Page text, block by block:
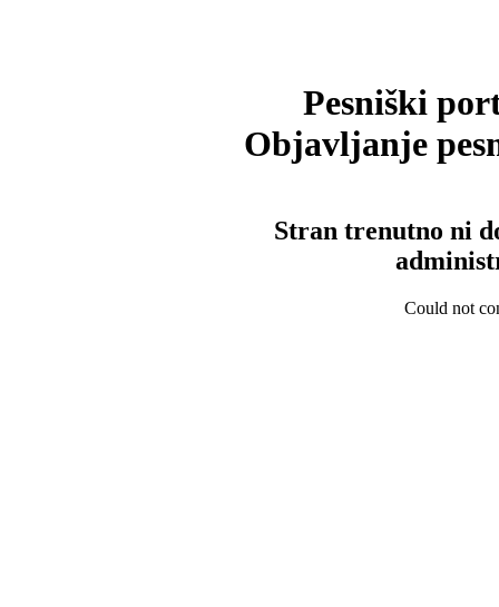
Pesniški
Objavljanje
Stran trenutno ni
Could not